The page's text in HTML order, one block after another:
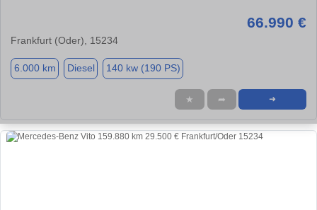
66.990 €
Frankfurt (Oder), 15234
6.000 km Diesel 140 kw (190 PS)
★ ➦ ➜